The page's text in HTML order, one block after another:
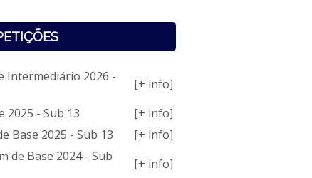
Intermediário 2026 -
[+ info]
2025 - Sub 13
[+ info]
Base 2025 - Sub 13
[+ info]
de Base 2024 - Sub
[+ info]